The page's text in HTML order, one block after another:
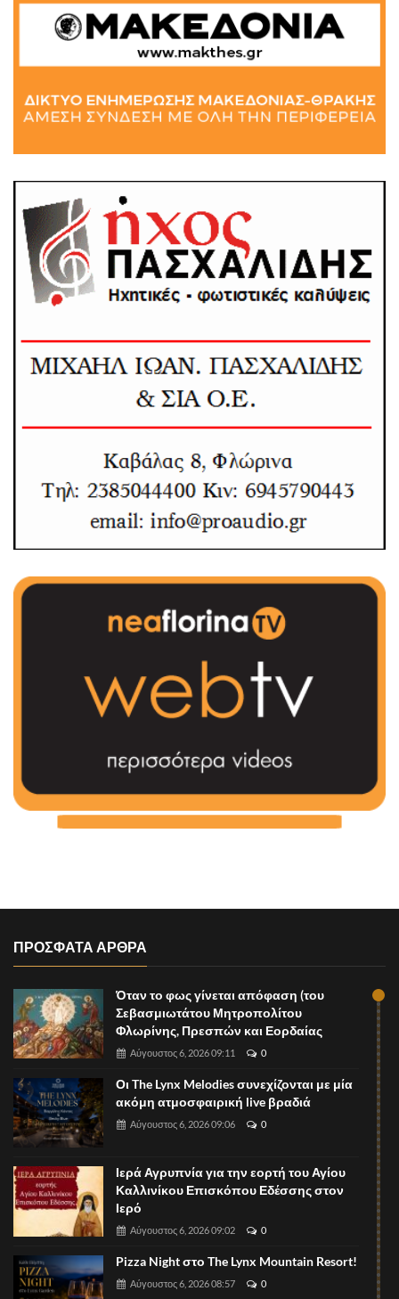
ΠΡΟΣΦΑΤΑ ΑΡΘΡΑ
Όταν το φως γίνεται απόφαση (του
Σεβασμιωτάτου Μητροπολίτου
Φλωρίνης, Πρεσπών και Εορδαίας
Αύγουστος 6, 2026 09:11 0
Οι The Lynx Melodies συνεχίζονται με μία
ακόμη ατμοσφαιρική live βραδιά
Αύγουστος 6, 2026 09:06 0
Ιερά Αγρυπνία για την εορτή του Αγίου
Καλλινίκου Επισκόπου Εδέσσης στον
Ιερό
Αύγουστος 6, 2026 09:02 0
Pizza Night στο The Lynx Mountain Resort!
Αύγουστος 6, 2026 08:57 0